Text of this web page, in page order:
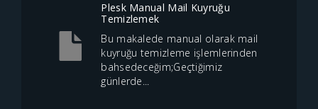
Plesk Manual Mail Kuyruğu
Temizlemek
Bu makalede manual olarak mail
kuyruğu temizleme işlemlerinden
bahsedeceğim;Geçtiğimiz
günlerde...